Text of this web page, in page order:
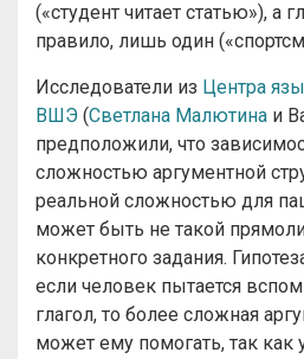
(«студент читает статью»), а
правило, лишь один
Исследователи из Центра
ВШЭ (Светлана Малютина и
предположили, что
сложностью аргументной
реальной сложностью для
может быть не такой
конкретного задания.
если человек пытается
глагол, то более сложная
может ему помогать, так как